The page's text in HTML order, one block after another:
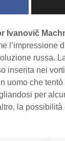
Ivanovič
l’impressione
russa.
inserita nei
uomo che
per
la possibilità